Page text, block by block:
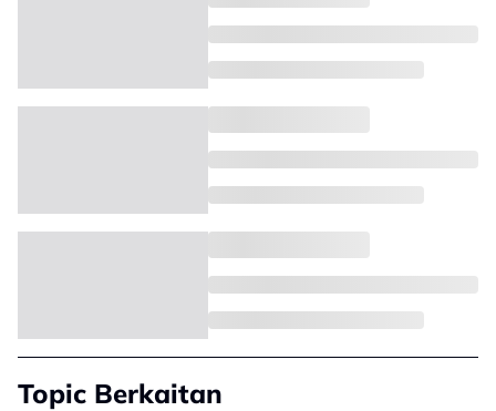
Topic Berkaitan